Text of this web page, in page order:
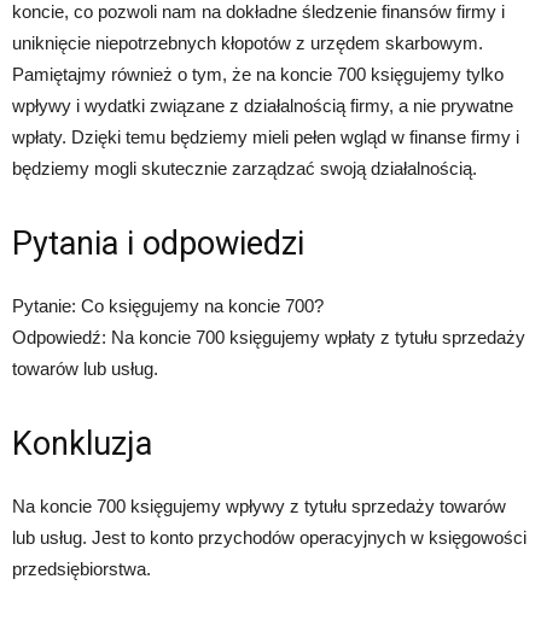
koncie, co pozwoli nam na dokładne śledzenie finansów firmy i
uniknięcie niepotrzebnych kłopotów z urzędem skarbowym.
Pamiętajmy również o tym, że na koncie 700 księgujemy tylko
wpływy i wydatki związane z działalnością firmy, a nie prywatne
wpłaty. Dzięki temu będziemy mieli pełen wgląd w finanse firmy i
będziemy mogli skutecznie zarządzać swoją działalnością.
Pytania i odpowiedzi
Pytanie: Co księgujemy na koncie 700?
Odpowiedź: Na koncie 700 księgujemy wpłaty z tytułu sprzedaży
towarów lub usług.
Konkluzja
Na koncie 700 księgujemy wpływy z tytułu sprzedaży towarów
lub usług. Jest to konto przychodów operacyjnych w księgowości
przedsiębiorstwa.